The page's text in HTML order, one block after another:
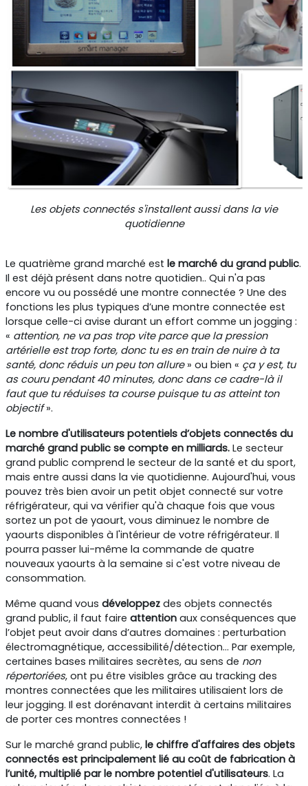
Les objets connectés s'installent aussi dans la vie
quotidienne
Le quatrième grand marché est le marché du grand public.
Il est déjà présent dans notre quotidien.. Qui n'a pas
encore vu ou possédé une montre connectée ? Une des
fonctions les plus typiques d’une montre connectée est
lorsque celle-ci avise durant un effort comme un jogging :
« attention, ne va pas trop vite parce que la pression
artérielle est trop forte, donc tu es en train de nuire à ta
santé, donc réduis un peu ton allure» ou bien « ça y est, tu
as couru pendant 40 minutes, donc dans ce cadre-là il
faut que tu réduises ta course puisque tu as atteint ton
objectif».
Le nombre d'utilisateurs potentiels d’objets connectés du
marché grand public se compte en milliards. Le secteur
grand public comprend le secteur de la santé et du sport,
mais entre aussi dans la vie quotidienne. Aujourd'hui, vous
pouvez très bien avoir un petit objet connecté sur votre
réfrigérateur, qui va vérifier qu'à chaque fois que vous
sortez un pot de yaourt, vous diminuez le nombre de
yaourts disponibles à l'intérieur de votre réfrigérateur. Il
pourra passer lui-même la commande de quatre
nouveaux yaourts à la semaine si c'est votre niveau de
consommation.
Même quand vous développez des objets connectés
grand public, il faut faire attention aux conséquences que
l’objet peut avoir dans d’autres domaines : perturbation
électromagnétique, accessibilité/détection... Par exemple,
certaines bases militaires secrètes, au sens de non
répertoriées, ont pu être visibles grâce au tracking des
montres connectées que les militaires utilisaient lors de
leur jogging. Il est dorénavant interdit à certains militaires
de porter ces montres connectées !
Sur le marché grand public, le chiffre d'affaires des objets
connectés est principalement lié au coût de fabrication à
l’unité, multiplié par le nombre potentiel d'utilisateurs. La